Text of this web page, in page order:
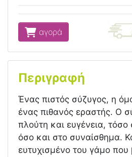
αγορά
Περιγραφή
Ένας πιστός σύζυγος, η
ένας πιθανός εραστής. Ο
πλούτη και ευγένεια,
όσο και στο συναίσθηµα.
ευτυχισµένο του γάµο που